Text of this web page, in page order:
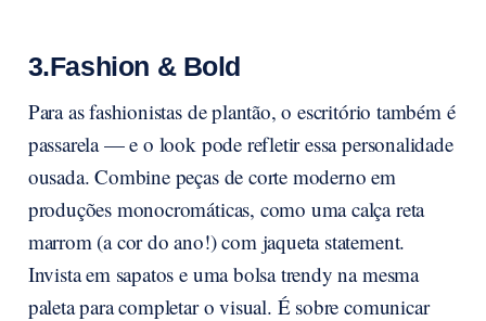
3.Fashion & Bold
Para as fashionistas de plantão, o escritório também é
passarela — e o look pode refletir essa personalidade
ousada. Combine peças de corte moderno em
produções monocromáticas, como uma calça reta
marrom (a cor do ano!) com jaqueta statement.
Invista em sapatos e uma bolsa trendy na mesma
paleta para completar o visual. É sobre comunicar